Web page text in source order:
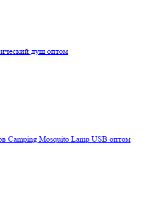
душ оптом
Camping Mosquito Lamp USB оптом